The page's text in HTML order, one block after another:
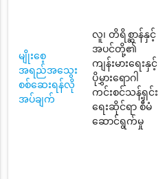
မျိုးစေ့
အရည်အသွေး
စစ်ဆေးရန်လို
အပ်ချက်
လူ၊ တိရိစ္ဆာန်နှင့်
အပင်တို့၏
ကျန်းမားရေးနှင့်
ပိုမွှားရောဂါ
ကင်းစင်သန့်ရှင်း
ရေးဆိုင်ရာ စီမံ
ဆောင်ရွက်မှု